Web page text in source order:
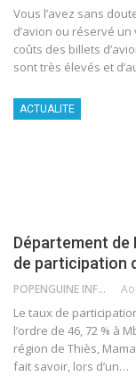
Vous l’avez sans
d’avion ou réservé
coûts des billets
sont très élevés et
ACTUALITE
Département de
de participation
POPENGUINE INFO
Le taux de
l’ordre de 46, 72 % à
région de Thiès,
fait savoir, lors d’un…